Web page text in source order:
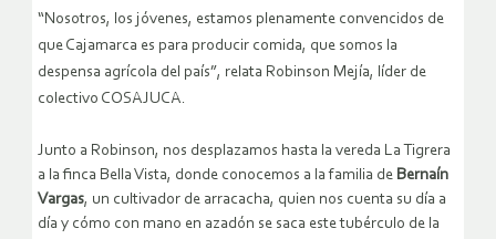
“Nosotros, los jóvenes, estamos plenamente convencidos de
que Cajamarca es para producir comida, que somos la
despensa agrícola del país”, relata Robinson Mejía, líder de
colectivo COSAJUCA.
Junto a Robinson, nos desplazamos hasta la vereda La Tigrera
a la finca Bella Vista, donde conocemos a la familia de Bernaín
Vargas, un cultivador de arracacha, quien nos cuenta su día a
día y cómo con mano en azadón se saca este tubérculo de la